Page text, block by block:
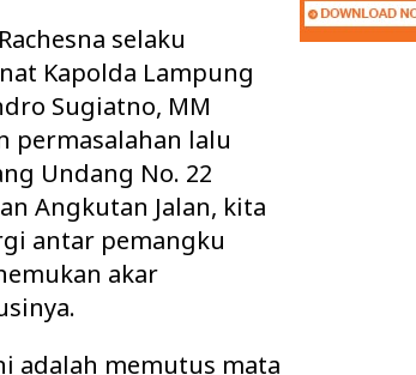
selaku
Kapolda Lampung
Sugiatno, MM
permasalahan lalu
Undang No. 22
Angkutan Jalan, kita
antar pemangku
akar
adalah memutus mata
Rusak
Pemkab
Pisah Sambut Kapolres Way Kanan,
AKBP Didik Berpamitan, AKBP
Ramadhona Siap Lanj…